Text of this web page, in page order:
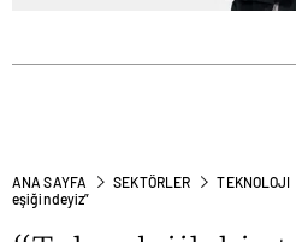
ANA SAYFA SEKTÖRLER TEKNOLOJI
eşiğindeyiz”